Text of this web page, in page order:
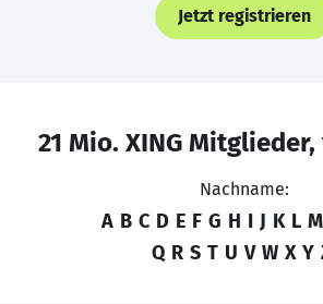
Jetzt registrieren
21 Mio. XING
Nachname:
A B C D E F G H I J K L M
Q R S T U V W X Y